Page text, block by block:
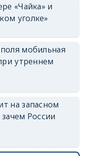
«Чайка» и
уголке»
мобильная
утреннем
на запасном
России